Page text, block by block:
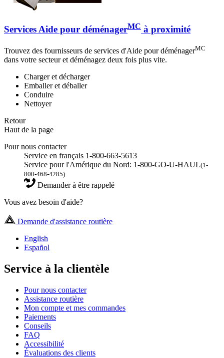
Services Aide pour déménagerMC à proximité
Trouvez des fournisseurs de services d'Aide pour déménagerMC
dans votre secteur et déménagez deux fois plus vite.
Charger et décharger
Emballer et déballer
Conduire
Nettoyer
Retour
Haut de la page
Pour nous contacter
Service en français 1-800-663-5613
Service pour l'Amérique du Nord: 1-800-GO-U-HAUL(1-
800-468-4285)
Demander à être rappelé
Vous avez besoin d'aide?
Demande d'assistance routière
English
Español
Service à la clientèle
Pour nous contacter
Assistance routière
Mon compte et mes commandes
Paiements
Conseils
FAQ
Accessibilité
Évaluations des clients